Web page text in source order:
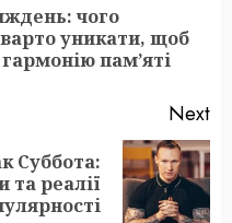
чого
уникати, щоб
пам’яті
Next
Суббота:
та реалії